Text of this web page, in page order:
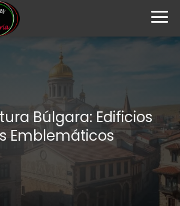
Búlgara: Edificios
Emblemáticos